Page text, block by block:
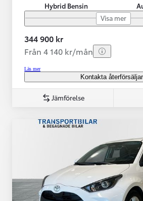
Hybrid Bensin
Visa mer
344 900 kr
Från 4 140 kr/mån
Läs mer
Kontakta
Jämförelse